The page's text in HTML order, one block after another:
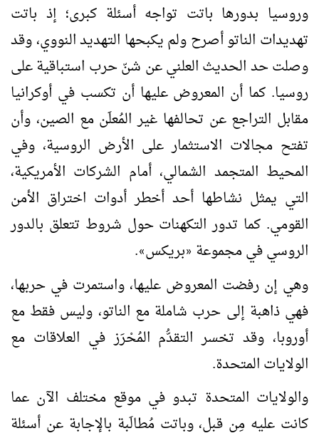
وروسيا بدورها باتت تواجه أسئلة كبرى؛ إذ باتت
تهديدات الناتو أصرح ولم يكبحها التهديد النووي، وقد
وصلت حد الحديث العلني عن شنّ حرب استباقية على
روسيا. كما أن المعروض عليها أن تكسب في أوكرانيا
مقابل التراجع عن تحالفها غير المُعلَن مع الصين، وأن
تفتح مجالات الاستثمار على الأرض الروسية، وفي
المحيط المتجمد الشمالي، أمام الشركات الأمريكية،
التي يمثل نشاطها أحد أخطر أدوات اختراق الأمن
القومي. كما تدور التكهنات حول شروط تتعلق بالدور
الروسي في مجموعة «بريكس»
.
وهي إن رفضت المعروض عليها، واستمرت في حربها،
فهي ذاهبة إلى حرب شاملة مع الناتو، وليس فقط مع
أوروبا، وقد تخسر التقدُّم المُحْرَز في العلاقات مع
الولايات المتحدة.
والولايات المتحدة تبدو في موقع مختلف الآن عما
كانت عليه مِن قبل، وباتت مُطالَبة بالإجابة عن أسئلة